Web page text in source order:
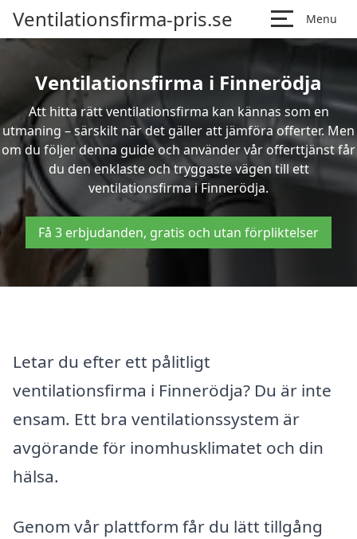
Ventilationsfirma-pris.se Menu
Ventilationsfirma i Finnerödja
Att hitta rätt ventilationsfirma kan kännas som en
utmaning – särskilt när det gäller att jämföra offerter. Men
om du följer denna guide och använder vår offerttjänst får
du den enklaste och tryggaste vägen till ett
ventilationsfirma i Finnerödja.
Få 3 erbjudanden, gratis och utan förpliktelser
Letar du efter ett pålitligt
ventilationsfirma i Finnerödja? Du är inte
ensam. Ett bra ventilationssystem är
avgörande för inomhusklimatet och din
hälsa.
Genom vår plattform får du lätt tillgång